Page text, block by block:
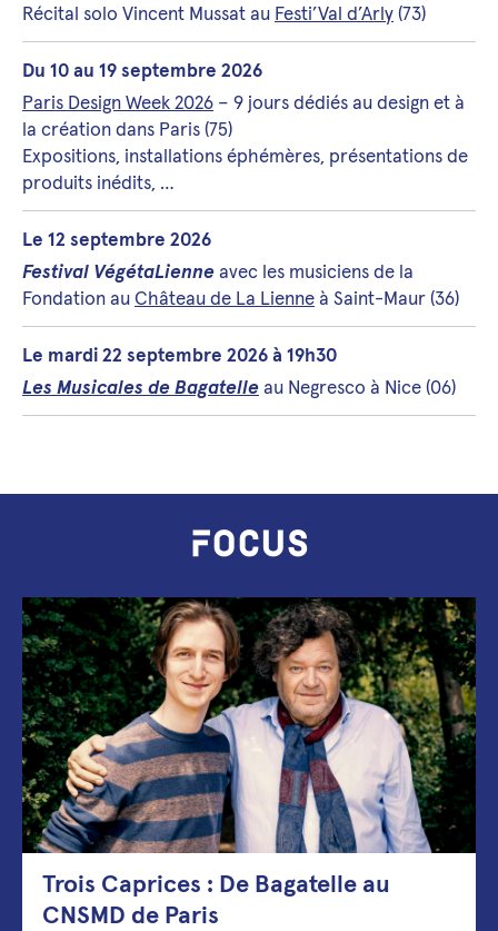
Récital solo Vincent Mussat au Festi’Val d’Arly(73)
Du 10 au 19 septembre 2026
Paris Design Week 2026 – 9 jours dédiés au design et à
la création dans Paris (75)
Expositions, installations éphémères, présentations de
produits inédits, …
Le 12 septembre 2026
Festival VégétaLienneavec les musiciens de la
Fondation au Château de La Lienneà Saint-Maur (36)
Le mardi 22 septembre 2026 à 19h30
Les Musicales de Bagatelleau Negresco à Nice (06)
FOCUS
Trois Caprices : De Bagatelle au
CNSMD de Paris